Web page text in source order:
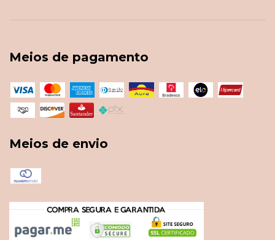
Meios de pagamento
Meios de envio